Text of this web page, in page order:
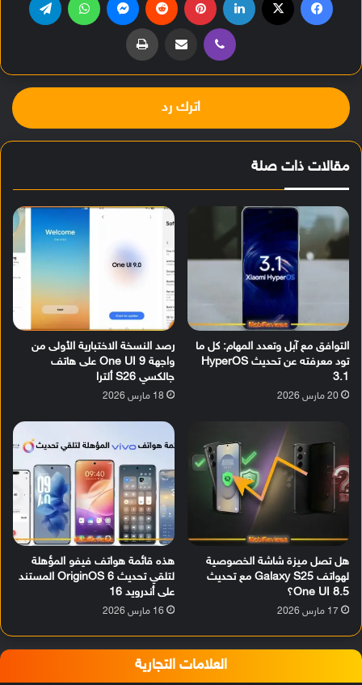
ڤايبر مشاركة عبر البريد طباعة
اترك رد
مقالات ذات صلة
التوافق مع آبل وتعدد المهام: كل ما
تود معرفته عن تحديث HyperOS
3.1
20 مارس 2026
رصد النسخة الاختبارية الأولى من
واجهة One UI 9 على هاتف
جالكسي S26 ألترا
18 مارس 2026
هل تصل ميزة شاشة الخصوصية
لهواتف Galaxy S25 مع تحديث
One UI 8.5؟
17 مارس 2026
هذه قائمة هواتف فيفو المؤهلة
لتلقي تحديث OriginOS 6 المستند
على أندرويد 16
16 مارس 2026
العلامات التجارية